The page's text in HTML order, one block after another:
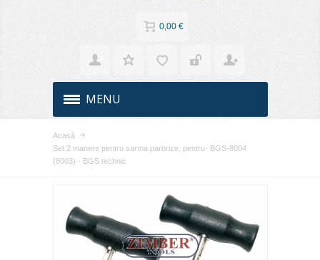
0,00 €
MENU
Acasă
Set 2 manere pentru sarma parbrize, pentru- BGS-8004
(8003) - BGS technic